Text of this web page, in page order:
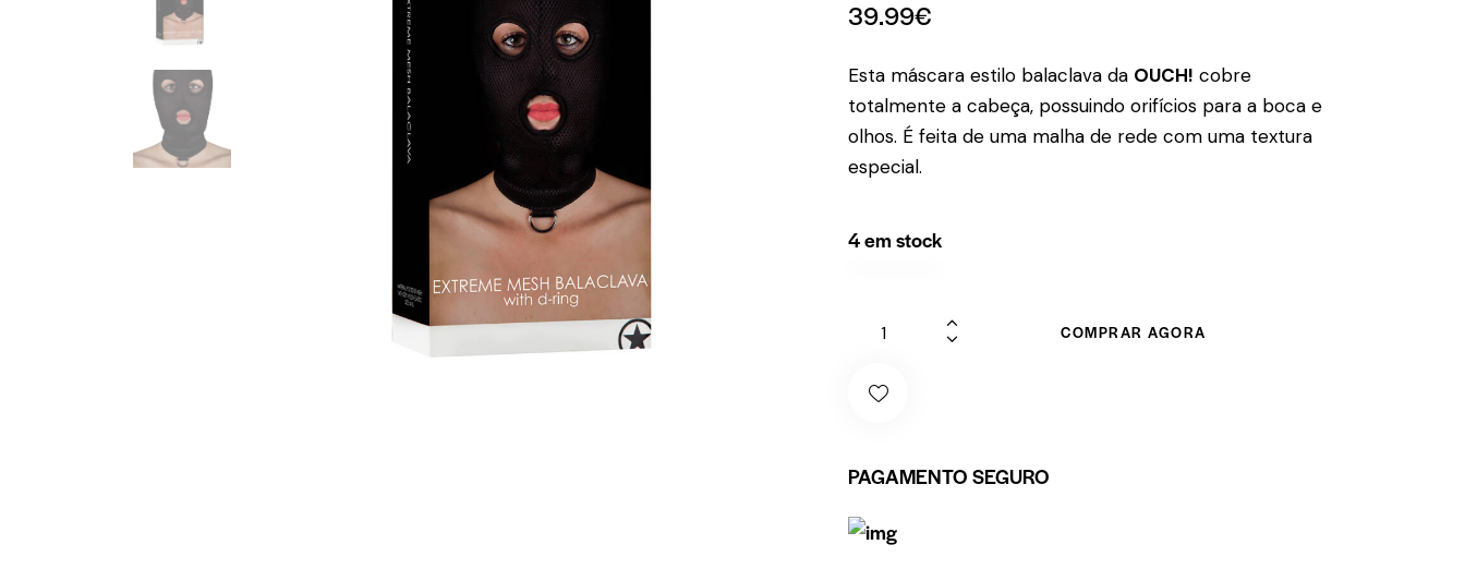
39.99€
Esta máscara estilo balaclava da OUCH! cobre
totalmente a cabeça, possuindo orifícios para a boca e
olhos. É feita de uma malha de rede com uma textura
especial.
4 em stock
COMPRAR AGORA
PAGAMENTO SEGURO